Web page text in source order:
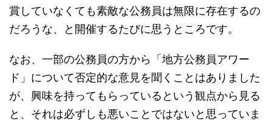
賞していなくても素敵な公務員は無限に存在するの
だろうな、と開催するたびに思うところです。
なお、一部の公務員の方から「地方公務員アワー
ド」について否定的な意見を聞くことはありました
が、興味を持ってもらっているという観点から見る
と、それは必ずしも悪いことではないと思っていま